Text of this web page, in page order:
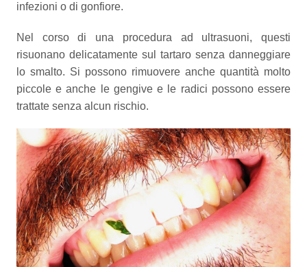
infezioni o di gonfiore.
Nel corso di una procedura ad ultrasuoni, questi
risuonano delicatamente sul tartaro senza danneggiare
lo smalto. Si possono rimuovere anche quantità molto
piccole e anche le gengive e le radici possono essere
trattate senza alcun rischio.